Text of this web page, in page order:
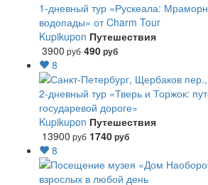
1-дневный тур «Рускеала:
водопады» от Charm Tour
Kupikupon Путешествия
3900 руб 490руб
8
2-дневный тур «Тверь и Торжок:
государевой дороге»
Kupikupon Путешествия
13900 руб 1740руб
8